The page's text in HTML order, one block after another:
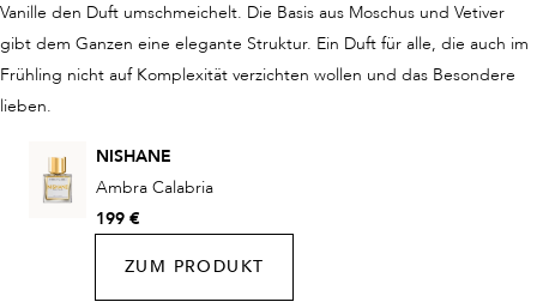
Vanille den Duft umschmeichelt. Die Basis aus Moschus und Vetiver
gibt dem Ganzen eine elegante Struktur. Ein Duft für alle, die auch im
Frühling nicht auf Komplexität verzichten wollen und das Besondere
lieben.
NISHANE
Ambra Calabria
199 €
ZUM PRODUKT